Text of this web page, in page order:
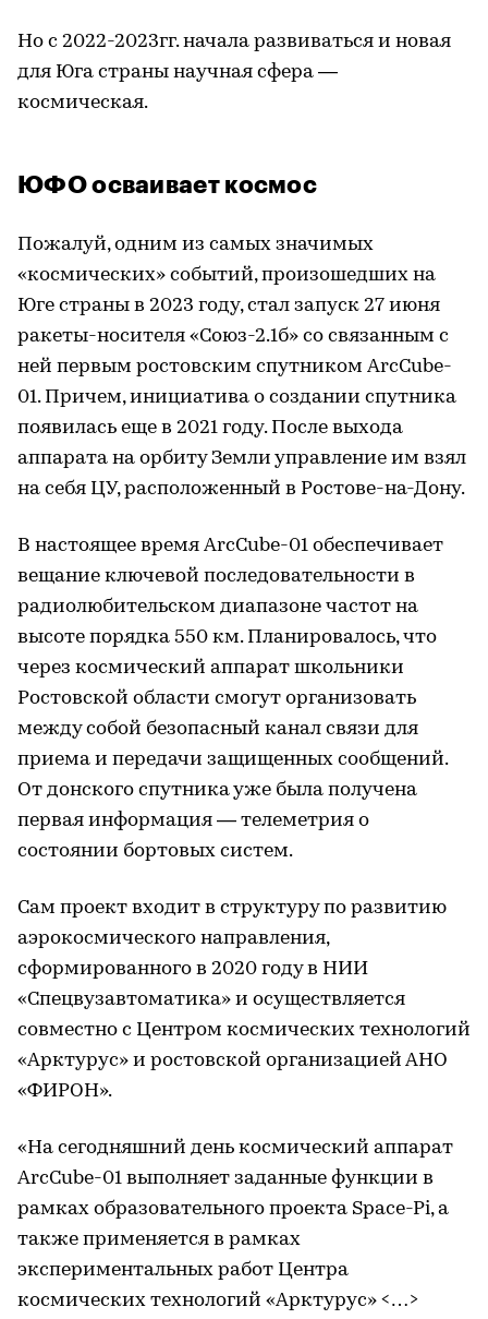
Но с 2022-2023гг. начала развиваться и новая
для Юга страны научная сфера —
космическая.
ЮФО осваивает космос
Пожалуй, одним из самых значимых
«космических» событий, произошедших на
Юге страны в 2023 году, стал запуск 27 июня
ракеты-носителя «Союз-2.1б» со связанным с
ней первым ростовским спутником ArcCube-
01. Причем, инициатива о создании спутника
появилась еще в 2021 году. После выхода
аппарата на орбиту Земли управление им взял
на себя ЦУ, расположенный в Ростове-на-Дону.
В настоящее время ArcCube-01 обеспечивает
вещание ключевой последовательности в
радиолюбительском диапазоне частот на
высоте порядка 550 км. Планировалось, что
через космический аппарат школьники
Ростовской области смогут организовать
между собой безопасный канал связи для
приема и передачи защищенных сообщений.
От донского спутника уже была получена
первая информация — телеметрия о
состоянии бортовых систем.
Сам проект входит в структуру по развитию
аэрокосмического направления,
сформированного в 2020 году в НИИ
«Спецвузавтоматика» и осуществляется
совместно с Центром космических технологий
«Арктурус» и ростовской организацией АНО
«ФИРОН».
«На сегодняшний день космический аппарат
ArcCube-01 выполняет заданные функции в
рамках образовательного проекта Space-Pi, а
также применяется в рамках
экспериментальных работ Центра
космических технологий «Арктурус» <…>